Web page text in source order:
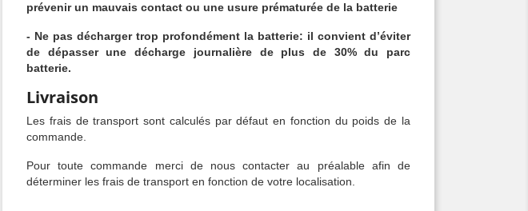
prévenir un mauvais contact ou une usure prématurée de la batterie
- Ne pas décharger trop profondément la batterie: il convient d’éviter
de dépasser une décharge journalière de plus de 30% du parc
batterie.
Livraison
Les frais de transport sont calculés par défaut en fonction du poids de la
commande.
Pour toute commande merci de nous contacter au préalable afin de
déterminer les frais de transport en fonction de votre localisation.